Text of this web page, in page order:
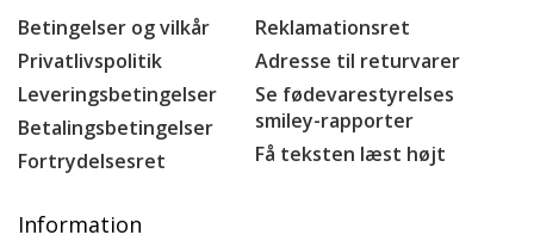
Betingelser og vilkår
Privatlivspolitik
Leveringsbetingelser
Betalingsbetingelser
Fortrydelsesret
Reklamationsret
Adresse til returvarer
Se fødevarestyrelses
smiley-rapporter
Få teksten læst højt
Information